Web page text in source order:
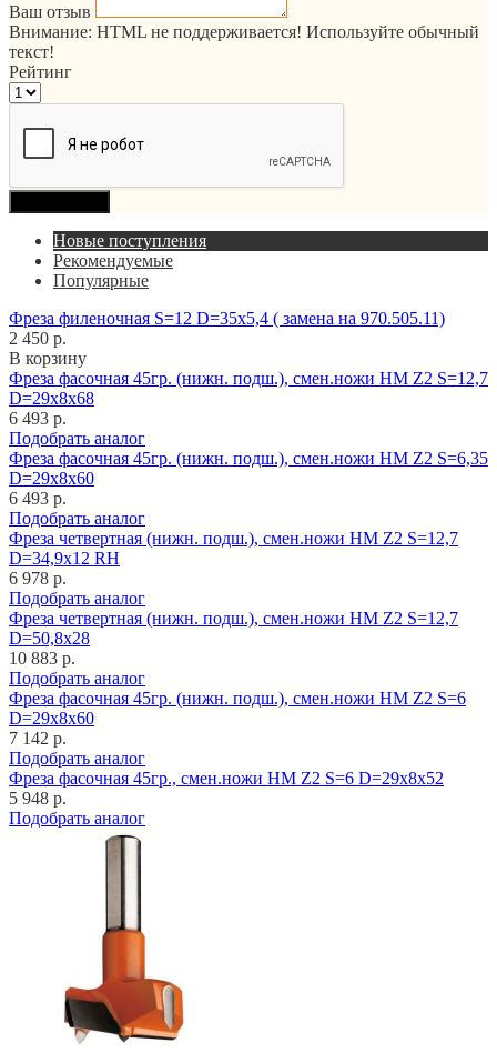
Ваш отзыв
Внимание: HTML не поддерживается! Используйте обычный
текст!
Рейтинг
Новые поступления
Рекомендуемые
Популярные
Фреза филеночная S=12 D=35x5,4 ( замена на 970.505.11)
2 450 р.
В корзину
Фреза фасочная 45гр. (нижн. подш.), смен.ножи HM Z2 S=12,7
D=29x8x68
6 493 р.
Подобрать аналог
Фреза фасочная 45гр. (нижн. подш.), смен.ножи HM Z2 S=6,35
D=29x8x60
6 493 р.
Подобрать аналог
Фреза четвертная (нижн. подш.), смен.ножи HM Z2 S=12,7
D=34,9x12 RH
6 978 р.
Подобрать аналог
Фреза четвертная (нижн. подш.), смен.ножи HM Z2 S=12,7
D=50,8x28
10 883 р.
Подобрать аналог
Фреза фасочная 45гр. (нижн. подш.), смен.ножи HM Z2 S=6
D=29x8x60
7 142 р.
Подобрать аналог
Фреза фасочная 45гр., смен.ножи HM Z2 S=6 D=29x8x52
5 948 р.
Подобрать аналог